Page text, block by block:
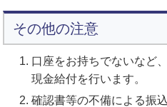
その他の注意
口座をお持ちでないなど
現金給付を行います。
確認書等の不備による振